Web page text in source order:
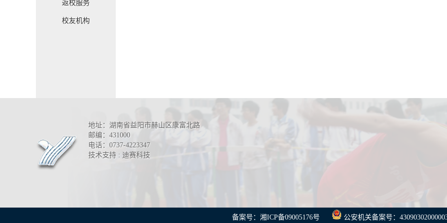
返校服务
校友机构
地址：湖南省益阳市赫山区康富北路
邮编：431000
电话：0737-4223347
技术支持 : 迪赛科技
备案号：湘ICP备09005176号 公安机关备案号：